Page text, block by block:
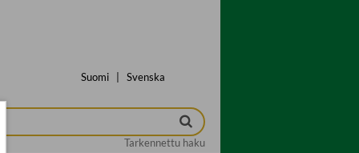
Suomi Svenska
Tarkennettu haku